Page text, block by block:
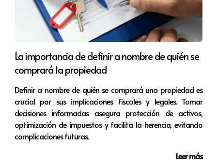
Un condominio de lujo en Miami Beach se listó por
$1,200,000 en un mercado de compradores. A pesar de
las características deseables y la ubicación, la
propiedad permaneció en el mercado durante 120 días,
principalmente debido a que el precio era percibido
como elevado en comparación con propiedades
similares en la zona. Después de ajustar el precio y
mejorar la presentación, se vendió finalmente a un
precio más bajo.
Caso 3: Casa en Hialeah
Una casa de 4 habitaciones en Hialeah se puso a la
La importancia de definir a nombre de quién se
comprará la propiedad
Definir a nombre de quién se comprará una propiedad es
crucial por sus implicaciones fiscales y legales. Tomar
decisiones informadas asegura protección de activos,
optimización de impuestos y facilita la herencia, evitando
complicaciones futuras.
Leer más